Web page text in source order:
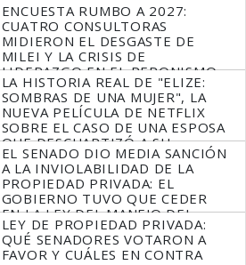
ENCUESTA RUMBO A 2027:
CUATRO CONSULTORAS
MIDIERON EL DESGASTE DE
MILEI Y LA CRISIS DE
LIDERAZGO EN EL PERONISMO
LA HISTORIA REAL DE "ELIZE:
SOMBRAS DE UNA MUJER", LA
NUEVA PELÍCULA DE NETFLIX
SOBRE EL CASO DE UNA ESPOSA
QUE DESCUARTIZÓ A SU
MARIDO
EL SENADO DIO MEDIA SANCIÓN
A LA INVIOLABILIDAD DE LA
PROPIEDAD PRIVADA: EL
GOBIERNO TUVO QUE CEDER
EN LA LEY DEL MANEJO DEL
FUEGO
LEY DE PROPIEDAD PRIVADA:
QUÉ SENADORES VOTARON A
FAVOR Y CUÁLES EN CONTRA